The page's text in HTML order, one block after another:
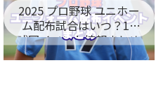
2025 プロ野球 ユニホー
ム配布試合はいつ？12
球団イベント情報まとめ